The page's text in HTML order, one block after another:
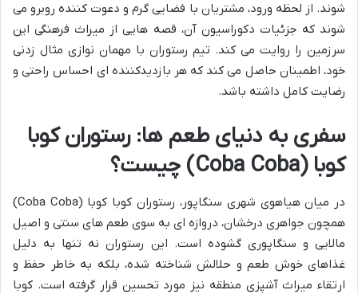
شوند. از لحظه ورود، مشتریان با فضایی گرم و دعوت کننده روبرو می
شوند که جزئیات دکوراسیون آن، قصه هایی از میراث فرهنگی این
سرزمین را روایت می کند. تیم رستوران با مهمان نوازی مثال زدنی
خود، اطمینان حاصل می کند که هر بازدیدکننده ای احساس راحتی و
رضایت کامل داشته باشد.
سفری به دنیای طعم ها: رستوران کوبا
کوبا (Coba Coba) چیست؟
در میان هیاهوی شهری سنگاپور، رستوران کوبا کوبا (Coba Coba)
همچون جواهری درخشان، دروازه ای به سوی طعم های سنتی و اصیل
مالایی و سنگاپوری گشوده است. این رستوران نه تنها به دلیل
غذاهای خوش طعم و حلالش شناخته شده، بلکه به خاطر حفظ و
ارتقاء میراث آشپزی منطقه نیز مورد تحسین قرار گرفته است. کوبا